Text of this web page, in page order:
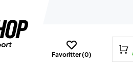
Favoritter (0)